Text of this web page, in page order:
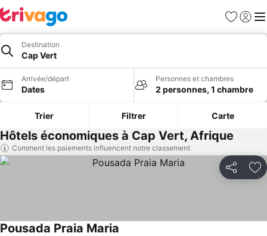
Favoris
Se
Destination
Cap Vert
Arrivée/départ
Dates
Personnes et chambres
2 personnes, 1 chambre
Trier Filtrer Carte
Hôtels économiques à Cap Vert, Afrique
Comment les paiements influencent notre classement
Partager
Pousada Praia Maria